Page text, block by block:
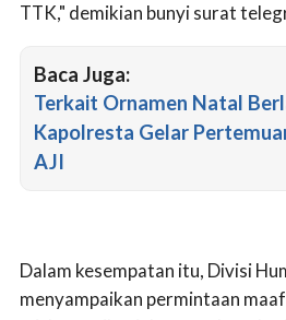
TTK," demikian bunyi surat
Baca Juga:
Terkait Ornamen Natal
Kapolresta Gelar
AJI
Dalam kesempatan itu, Divisi
menyampaikan permintaan